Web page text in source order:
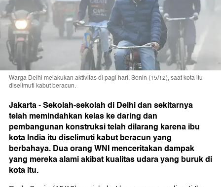
Warga Delhi melakukan aktivitas di pagi hari, Senin (15/12), saat kota itu
diselimuti kabut beracun.
Jakarta-Sekolah-sekolah di Delhi dan sekitarnya
telah memindahkan kelas ke daring dan
pembangunan konstruksi telah dilarang karena ibu
kota India itu diselimuti kabut beracun yang
berbahaya. Dua orang WNI menceritakan dampak
yang mereka alami akibat kualitas udara yang buruk di
kota itu.